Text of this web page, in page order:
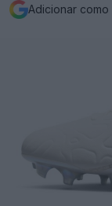
Adicionar